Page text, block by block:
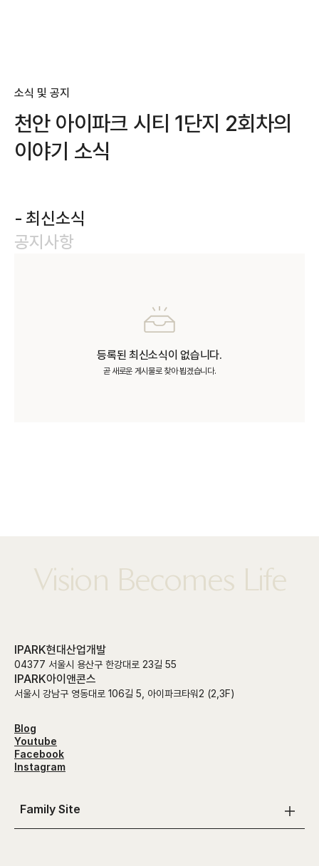
소식 및 공지
천안 아이파크 시티 1단지 2회차의
이야기 소식
최신소식
공지사항
등록된 최신소식이 없습니다.
곧 새로운 게시물로 찾아 뵙겠습니다.
Vision Becomes Life
IPARK현대산업개발
04377 서울시 용산구 한강대로 23길 55
IPARK아이앤콘스
서울시 강남구 영동대로 106길 5, 아이파크타워2 (2,3F)
Blog
Youtube
Facebook
Instagram
Family Site